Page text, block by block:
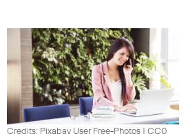
Credits: Pixabay User Free-Photos | CC0